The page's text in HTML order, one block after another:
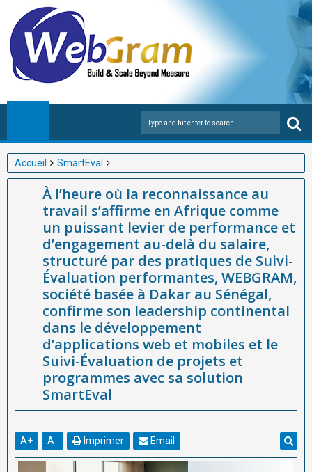
Accueil
SmartEval
À l’heure où la reconnaissance au travail s’affirme en Afrique
comme un puissant levier de performance et d’engagement au-
delà du salaire, structuré par des pratiques de Suivi-Évaluation
performantes, WEBGRAM, société basée à Dakar au Sénégal,
confirme son leadership continental dans le développement
d’applications web et mobiles et le Suivi-Évaluation de projets et
programmes avec sa solution SmartEval
À l’heure où la reconnaissance au
travail s’affirme en Afrique comme
un puissant levier de performance et
d’engagement au-delà du salaire,
structuré par des pratiques de Suivi-
Évaluation performantes, WEBGRAM,
société basée à Dakar au Sénégal,
confirme son leadership continental
dans le développement
d’applications web et mobiles et le
Suivi-Évaluation de projets et
programmes avec sa solution
SmartEval
A+ A- Imprimer Email